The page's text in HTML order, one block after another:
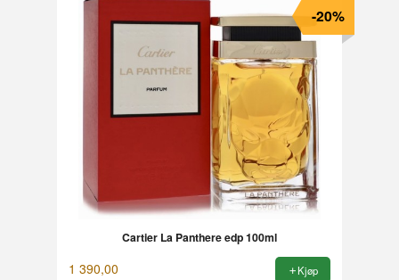
Cartier La Panthere edp 100ml
1 390,00
-20%
Kjøp